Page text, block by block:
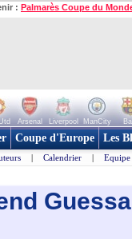
: Palmarès Coupe du
Arsenal Liverpool ManCity
Coupe d'Europe Les
| Calendrier | Equipe